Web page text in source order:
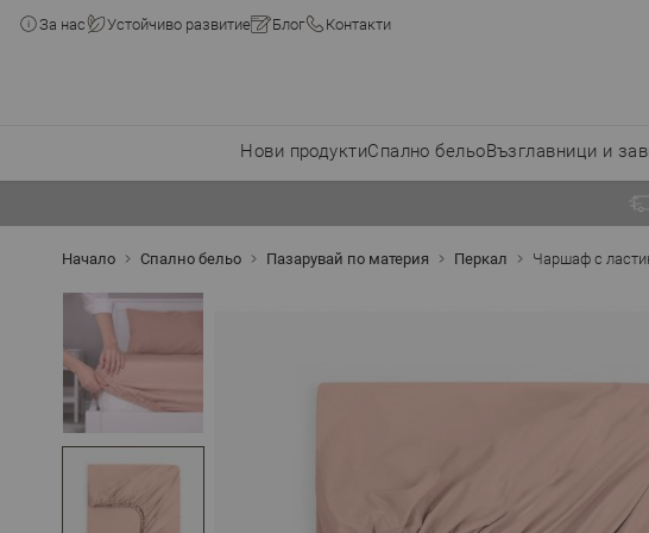
За нас Устойчиво развитие Блог Контакти
Нови продуктиСпално бельоВъзглавници и
Начало Спално бельо Пазарувай по материя Перкал Чаршаф с